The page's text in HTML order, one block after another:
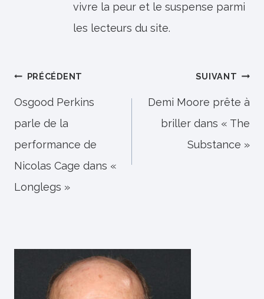
vivre la peur et le suspense parmi
les lecteurs du site.
Navigation
de
l’article
PRÉCÉDENT
Osgood Perkins
parle de la
performance de
Nicolas Cage dans «
Longlegs »
SUIVANT
Demi Moore prête à
briller dans « The
Substance »